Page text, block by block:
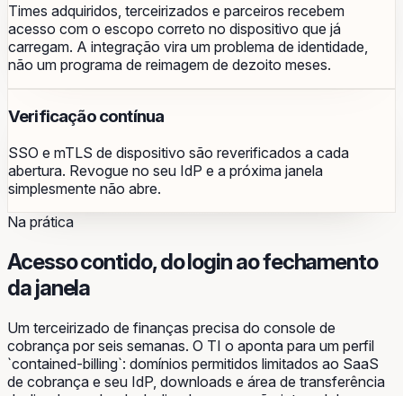
Times adquiridos, terceirizados e parceiros recebem
acesso com o escopo correto no dispositivo que já
carregam. A integração vira um problema de identidade,
não um programa de reimagem de dezoito meses.
Verificação contínua
SSO e mTLS de dispositivo são reverificados a cada
abertura. Revogue no seu IdP e a próxima janela
simplesmente não abre.
Na prática
Acesso contido, do login ao fechamento
da janela
Um terceirizado de finanças precisa do console de
cobrança por seis semanas. O TI o aponta para um perfil
`contained-billing`: domínios permitidos limitados ao SaaS
de cobrança e seu IdP, downloads e área de transferência